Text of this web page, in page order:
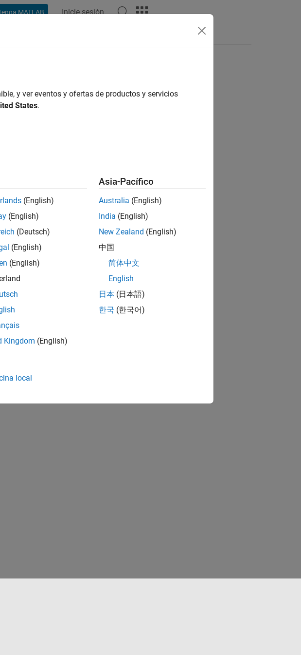
MATLAB Inicie sesión
useful was this information?
y ver eventos y ofertas de productos y servicios
States.
(English)
(English)
(Deutsch)
(English)
(English)
Kingdom (English)
Asia-Pacífico
Australia (English)
India (English)
New Zealand (English)
中国
简体中文
English
日本 (日本語)
한국 (한국어)
local